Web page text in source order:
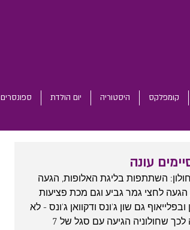
קומפלקס היסטוריה יום הולדת ספונסרים
עונה
השתתפות בליגת האלופות, הגעה
לחצי גמר גביע וגם מכת פציעות
ובפלייאוף גם שון ג'ונס ודקוואן ג'ונס - לא